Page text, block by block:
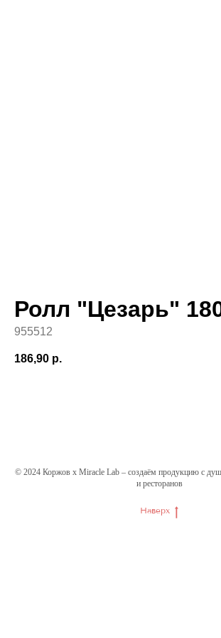
Ролл "Цезарь"
955512
186,90 р.
© 2024 Коржов х Miracle Lab – создаём продукцию с
и ресторанов
Наверх